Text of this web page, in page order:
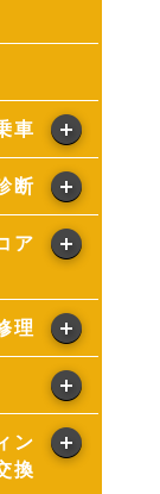
車
断
ア
理
ン
換